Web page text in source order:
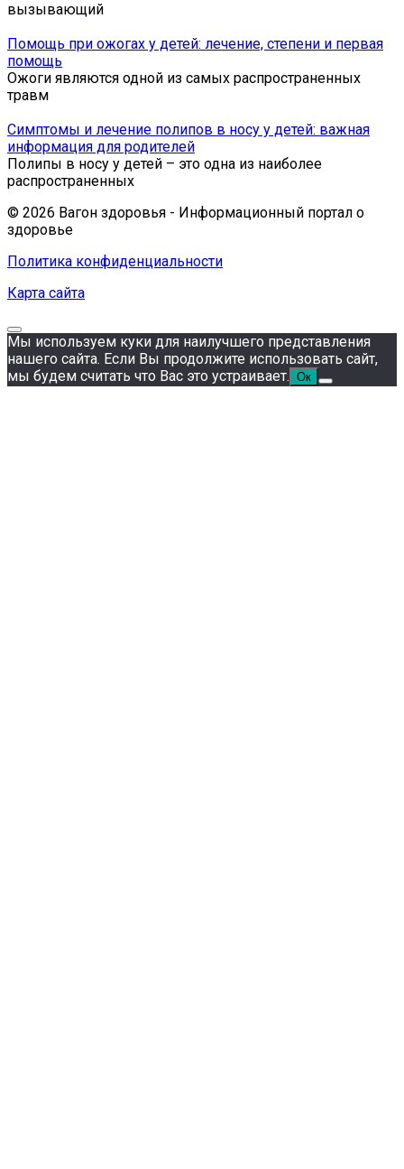
вызывающий
Помощь при ожогах у детей: лечение, степени и первая
помощь
Ожоги являются одной из самых распространенных
травм
Симптомы и лечение полипов в носу у детей: важная
информация для родителей
Полипы в носу у детей – это одна из наиболее
распространенных
© 2026 Вагон здоровья - Информационный портал о
здоровье
Политика конфиденциальности
Карта сайта
Мы используем куки для наилучшего представления
нашего сайта. Если Вы продолжите использовать сайт,
мы будем считать что Вас это устраивает. Ок